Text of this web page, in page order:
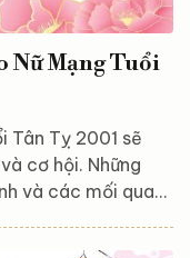
Nữ Mạng Tuổi
Tân Tỵ 2001 sẽ
cơ hội. Những
và các mối quan